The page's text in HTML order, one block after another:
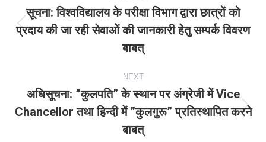
navigation
Previous
post:
सूचना: विश्‍वविद्यालय के परीक्षा विभाग द्वारा छात्रों को
प्रदाय की जा रही सेवाओं की जानकारी हेतु सम्‍पर्क विवरण
बाबत्
NEXT
Next
post:
अधिसूचना: ”कुलपति” के स्‍थान पर अंग्रेजी में Vice
Chancellor तथा हिन्‍दी में ”कुलगुरू” प्रतिस्‍थापित करने
बाबत्